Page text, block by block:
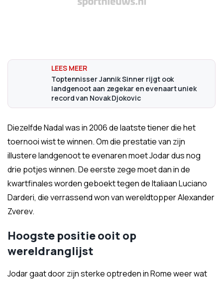
Toptennisser Jannik Sinner rijgt ook
landgenoot aan zegekar en evenaart uniek
record van Novak Djokovic
Diezelfde Nadal was in 2006 de laatste tiener die het
toernooi wist te winnen. Om die prestatie van zijn
illustere landgenoot te evenaren moet Jodar dus nog
drie potjes winnen. De eerste zege moet dan in de
kwartfinales worden geboekt tegen de Italiaan Luciano
Darderi, die verrassend won van wereldtopper Alexander
Zverev.
Hoogste positie ooit op
wereldranglijst
Jodar gaat door zijn sterke optreden in Rome weer wat